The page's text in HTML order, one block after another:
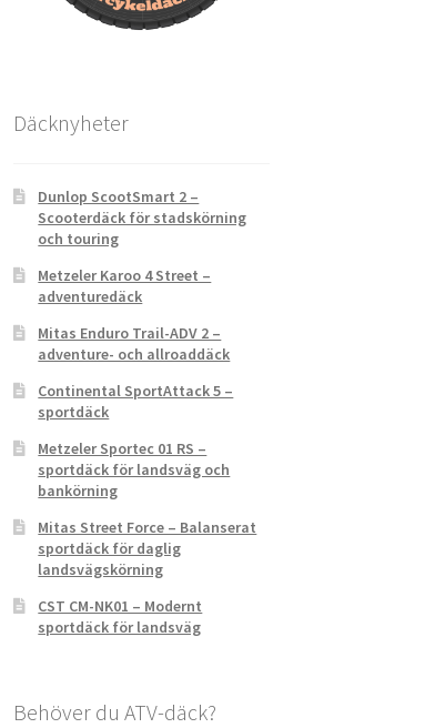
Däcknyheter
Dunlop ScootSmart 2 –
Scooterdäck för stadskörning
och touring
Metzeler Karoo 4 Street –
adventuredäck
Mitas Enduro Trail-ADV 2 –
adventure- och allroaddäck
Continental SportAttack 5 –
sportdäck
Metzeler Sportec 01 RS –
sportdäck för landsväg och
bankörning
Mitas Street Force – Balanserat
sportdäck för daglig
landsvägskörning
CST CM-NK01 – Modernt
sportdäck för landsväg
Behöver du ATV-däck?